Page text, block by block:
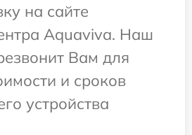
на сайте
Aquaviva. Наш
Вам для
и сроков
устройства